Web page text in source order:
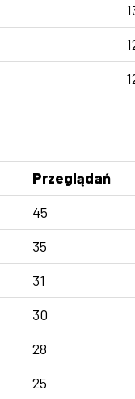
Przeglądań
45
35
31
30
28
25